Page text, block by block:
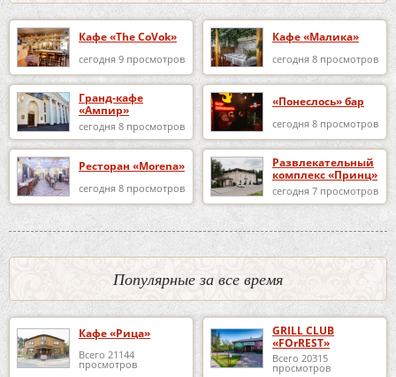
Кафе «The CoVok»
сегодня 9 просмотров
Кафе «Малика»
сегодня 8 просмотров
Гранд-кафе
«Ампир»
сегодня 8 просмотров
«Понеслось» бар
сегодня 8 просмотров
Ресторан «Morena»
сегодня 8 просмотров
Развлекательный
комплекс «Принц»
сегодня 7 просмотров
Популярные за все время
Кафе «Рица»
Всего 21144
просмотров
GRILL CLUB
«FOrREST»
Всего 20315
просмотров